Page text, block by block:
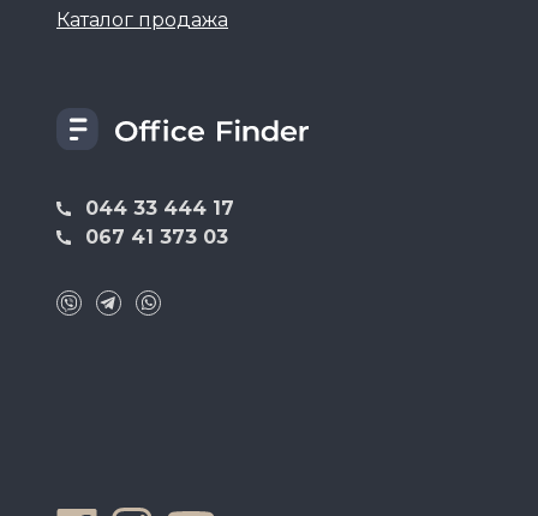
044 33 444 17
067 41 373 03
Каталог продажа